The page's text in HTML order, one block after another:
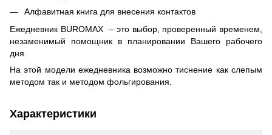
Алфавитная книга для внесения контактов
Ежедневник BUROMAX – это выбор, проверенный временем,
незаменимый помощник в планировании Вашего рабочего
дня.
На этой модели ежедневника возможно тиснение как слепым
методом так и методом фольгирования.
Характеристики